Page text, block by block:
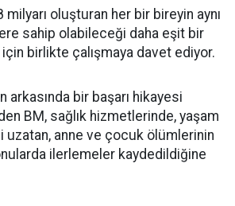
oluşturan her bir bireyin aynı
sahip olabileceği daha eşit bir
birlikte çalışmaya davet ediyor.
arkasında bir başarı hikayesi
BM, sağlık hizmetlerinde, yaşam
uzatan, anne ve çocuk ölümlerinin
ilerlemeler kaydedildiğine